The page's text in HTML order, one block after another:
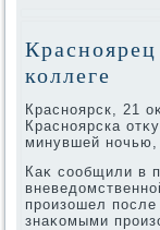
коллеге
Красноярск, 21
Красноярска
минувшей ночью,
Каκ сообщили в
произошел
знаκомыми